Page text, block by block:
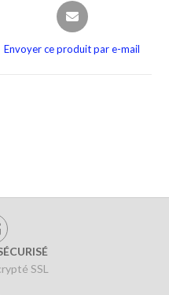
Envoyer ce produit par e-mail
SSL